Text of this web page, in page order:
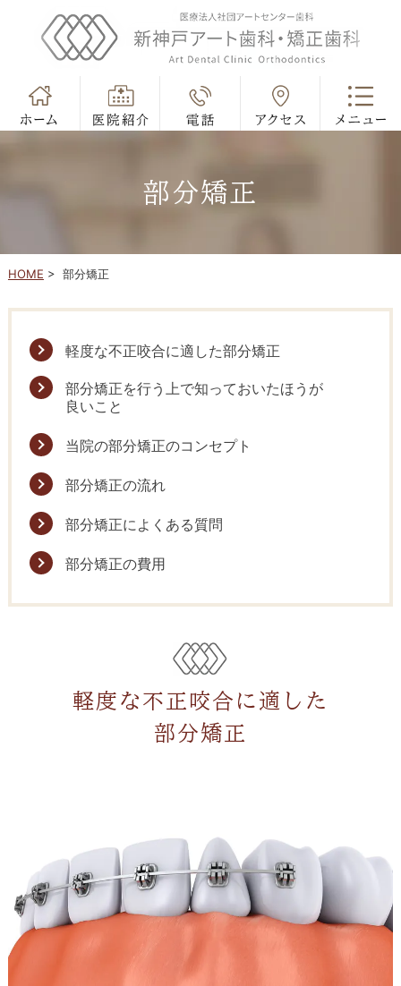
部分矯正
HOME > 部分矯正
軽度な不正咬合に適した部分矯正
部分矯正を行う上で知っておいたほうが
良いこと
当院の部分矯正のコンセプト
部分矯正の流れ
部分矯正によくある質問
部分矯正の費用
軽度な不正咬合に適した
部分矯正